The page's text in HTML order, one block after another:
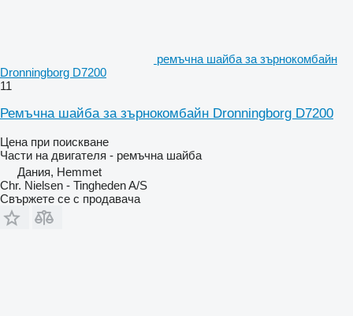
ремъчна шайба за зърнокомбайн
Dronningborg D7200
11
Ремъчна шайба за зърнокомбайн Dronningborg D7200
Цена при поискване
Части на двигателя - ремъчна шайба
Дания, Hemmet
Chr. Nielsen - Tingheden A/S
Свържете се с продавача